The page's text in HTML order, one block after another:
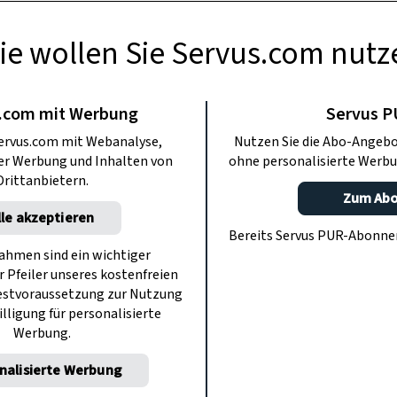
Ostereier zu
und Nadeln kunstvolle
Ihre Ostereier.
wollen Sie Servus.com
mit Werbung
mit Webanalyse,
Werbung und Inhalten von
akzeptieren
sind ein wichtiger
unseres kostenfreien
zur Nutzung
für personalisierte
Werbung.
Werbung
Servus
Nutzen Sie die Abo-
ohne personalisierte
Zum
Bereits Servus PUR-